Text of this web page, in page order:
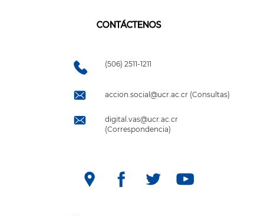
CONTÁCTENOS
(506) 2511-1211
accion.social@ucr.ac.cr (Consultas)
digital.vas@ucr.ac.cr
(Correspondencia)